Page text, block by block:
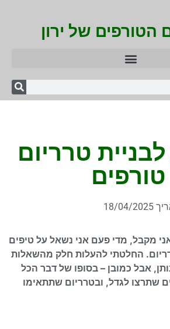
הטורפים של ירון
טרריום
מקבל, מדי פעם אני נשאל על טיפים
החלטתי להעלות חלק מהשאלות
אבל כמובן – בסופו של דבר הכל
שתרצו לגדל, ובטרריום שתתאימו